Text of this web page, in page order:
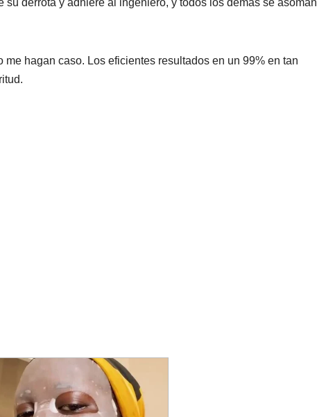
su derrota y adhiere al ingeniero, y todos los demás se asoman
hagan caso. Los eficientes resultados en un 99% en tan